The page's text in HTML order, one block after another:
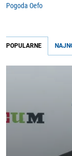
Pogoda Oefo
POPULARNE